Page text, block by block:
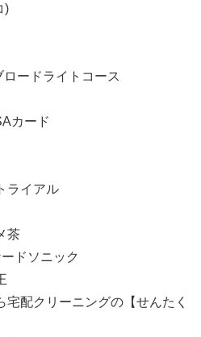
)
ードライトコース
カード
ライアル
茶
ドソニック
配クリーニングの【せんたく